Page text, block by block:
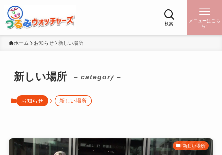
検索
メニューはこち
ら↑
ホーム お知らせ 新しい場所
新しい場所 – category –
お知らせ 新しい場所
新しい場所